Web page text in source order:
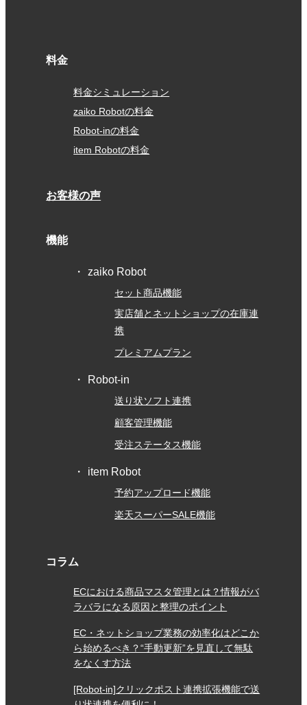
料金
料金シミュレーション
zaiko Robotの料金
Robot-inの料金
item Robotの料金
お客様の声
機能
zaiko Robot
セット商品機能
実店舗とネットショップの在庫連
携
プレミアムプラン
Robot-in
送り状ソフト連携
顧客管理機能
受注ステータス機能
item Robot
予約アップロード機能
楽天スーパーSALE機能
コラム
ECにおける商品マスタ管理とは？情報がバ
ラバラになる原因と整理のポイント
EC・ネットショップ業務の効率化はどこか
ら始めるべき？“手動更新”を見直して無駄
をなくす方法
[Robot-in]クリックポスト連携拡張機能で送